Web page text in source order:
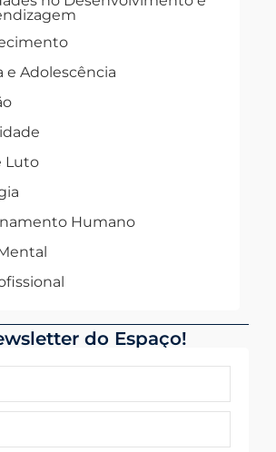
e Adolescência
Luto
Humano
do Espaço!